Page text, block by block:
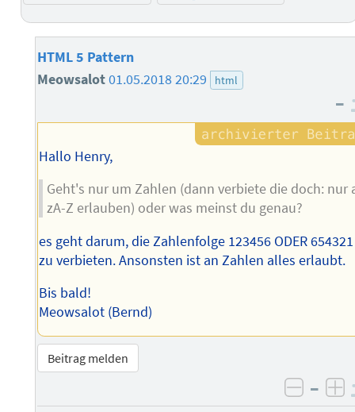
HTML 5 Pattern
Meowsalot01.05.2018 20:29 html
–
Hallo Henry,
Geht's nur um Zahlen (dann verbiete die doch: nur
zA-Z erlauben) oder was meinst du genau?
es geht darum, die Zahlenfolge 123456 ODER 654321
zu verbieten. Ansonsten ist an Zahlen alles erlaubt.
Bis bald!
Meowsalot (Bernd)
Beitrag melden
–